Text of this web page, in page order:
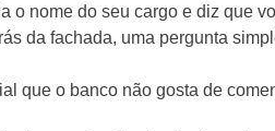
o nome do seu cargo e diz que
da fachada, uma pergunta
que o banco não gosta de